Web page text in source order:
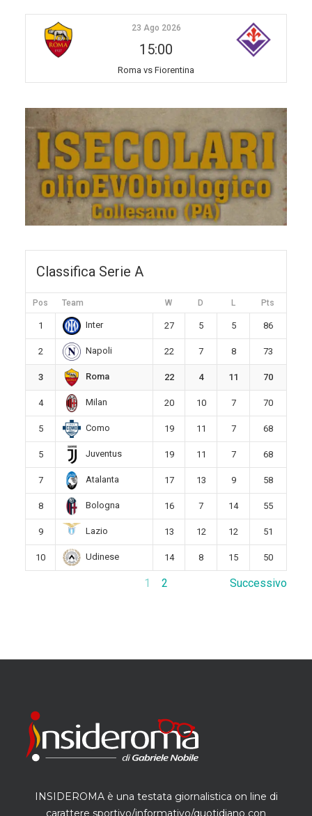
23 Ago 2026
15:00
Roma vs Fiorentina
Classifica Serie A
Pos Team W D L Pts
1 Inter 27 5 5 86
2 Napoli 22 7 8 73
3 Roma 22 4 11 70
4 Milan 20 10 7 70
5 Como 19 11 7 68
5 Juventus 19 11 7 68
7 Atalanta 17 13 9 58
8 Bologna 16 7 14 55
9 Lazio 13 12 12 51
10 Udinese 14 8 15 50
1 2 Successivo
INSIDEROMA è una testata giornalistica on line di
carattere sportivo/informativo/quotidiano con